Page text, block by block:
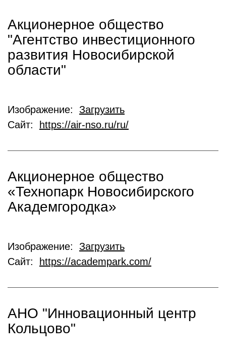
Акционерное общество
"Агентство инвестиционного
развития Новосибирской
области"
Изображение: Загрузить
Сайт:
https://air-nso.ru/ru/
Акционерное общество
«Технопарк Новосибирского
Академгородка»
Изображение: Загрузить
Сайт:
https://academpark.com/
АНО "Инновационный центр
Кольцово"